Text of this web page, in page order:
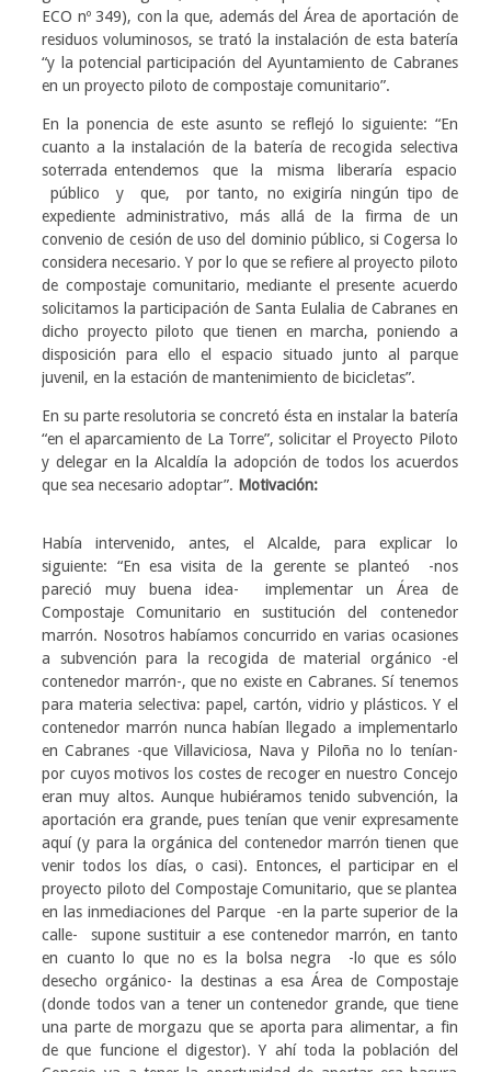
ECO nº 349), con la que, además del Área de aportación de
residuos voluminosos, se trató la instalación de esta batería
“y la potencial participación del Ayuntamiento de Cabranes
en un proyecto piloto de compostaje comunitario”.
En la ponencia de este asunto se reflejó lo siguiente: “En
cuanto a la instalación de la batería de recogida selectiva
soterrada entendemos que la misma liberaría espacio
público y que, por tanto, no exigiría ningún tipo de
expediente administrativo, más allá de la firma de un
convenio de cesión de uso del dominio público, si Cogersa lo
considera necesario. Y por lo que se refiere al proyecto piloto
de compostaje comunitario, mediante el presente acuerdo
solicitamos la participación de Santa Eulalia de Cabranes en
dicho proyecto piloto que tienen en marcha, poniendo a
disposición para ello el espacio situado junto al parque
juvenil, en la estación de mantenimiento de bicicletas”.
En su parte resolutoria se concretó ésta en instalar la batería
“en el aparcamiento de La Torre”, solicitar el Proyecto Piloto
y delegar en la Alcaldía la adopción de todos los acuerdos
que sea necesario adoptar”. Motivación:
Había intervenido, antes, el Alcalde, para explicar lo
siguiente: “En esa visita de la gerente se planteó -nos
pareció muy buena idea- implementar un Área de
Compostaje Comunitario en sustitución del contenedor
marrón. Nosotros habíamos concurrido en varias ocasiones
a subvención para la recogida de material orgánico -el
contenedor marrón-, que no existe en Cabranes. Sí tenemos
para materia selectiva: papel, cartón, vidrio y plásticos. Y el
contenedor marrón nunca habían llegado a implementarlo
en Cabranes -que Villaviciosa, Nava y Piloña no lo tenían-
por cuyos motivos los costes de recoger en nuestro Concejo
eran muy altos. Aunque hubiéramos tenido subvención, la
aportación era grande, pues tenían que venir expresamente
aquí (y para la orgánica del contenedor marrón tienen que
venir todos los días, o casi). Entonces, el participar en el
proyecto piloto del Compostaje Comunitario, que se plantea
en las inmediaciones del Parque -en la parte superior de la
calle- supone sustituir a ese contenedor marrón, en tanto
en cuanto lo que no es la bolsa negra -lo que es sólo
desecho orgánico- la destinas a esa Área de Compostaje
(donde todos van a tener un contenedor grande, que tiene
una parte de morgazu que se aporta para alimentar, a fin
de que funcione el digestor). Y ahí toda la población del